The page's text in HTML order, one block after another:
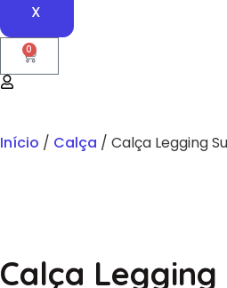
X
0
Início / Calça / Calça Legging
Calça Legging